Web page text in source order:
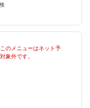
のメニューはネット予
象外です。